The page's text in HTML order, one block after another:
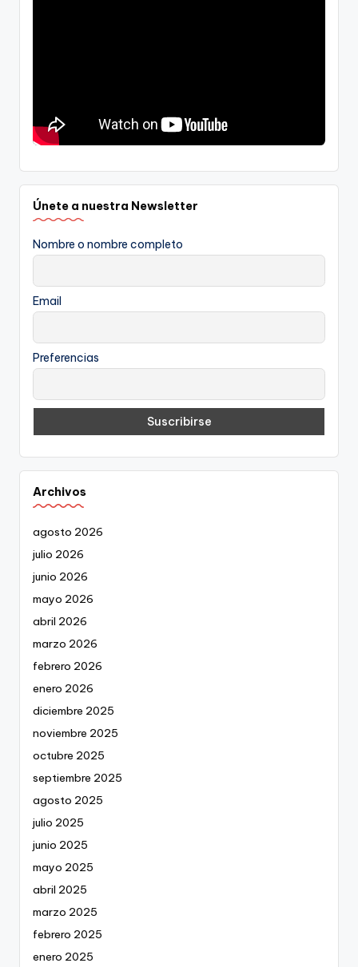
Únete a nuestra Newsletter
Nombre o nombre completo
Email
Preferencias
Archivos
agosto 2026
julio 2026
junio 2026
mayo 2026
abril 2026
marzo 2026
febrero 2026
enero 2026
diciembre 2025
noviembre 2025
octubre 2025
septiembre 2025
agosto 2025
julio 2025
junio 2025
mayo 2025
abril 2025
marzo 2025
febrero 2025
enero 2025